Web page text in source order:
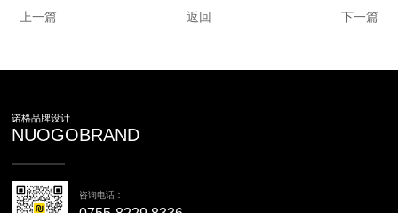
上一篇 下一篇
返回
诺格品牌设计
NUOGOBRAND
咨询电话：